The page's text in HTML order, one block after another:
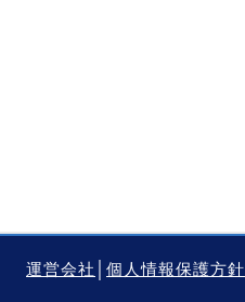
運営会社 個人情報保護方針